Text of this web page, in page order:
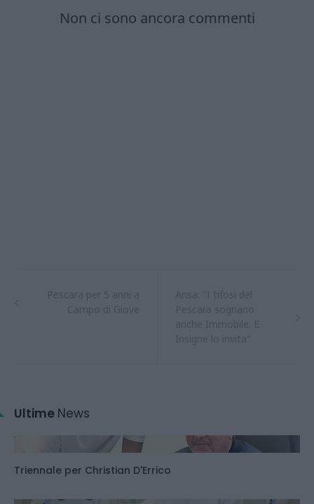
Ultime News
Triennale per Christian D'Errico